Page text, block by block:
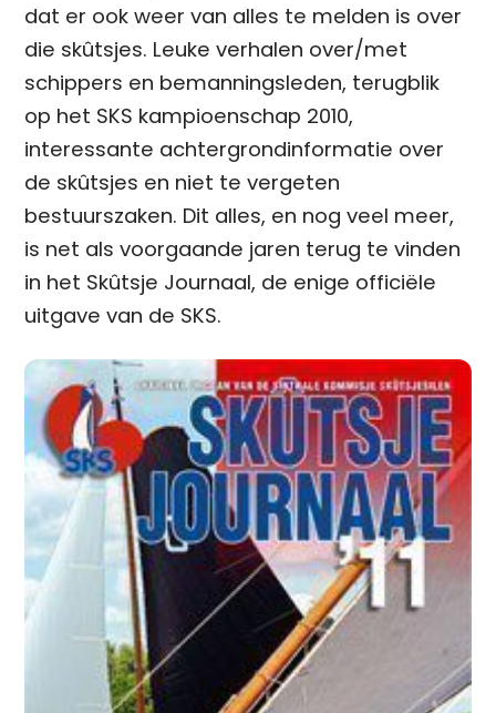
dat er ook weer van alles te melden is over
die skûtsjes. Leuke verhalen over/met
schippers en bemanningsleden, terugblik
op het SKS kampioenschap 2010,
interessante achtergrondinformatie over
de skûtsjes en niet te vergeten
bestuurszaken. Dit alles, en nog veel meer,
is net als voorgaande jaren terug te vinden
in het Skûtsje Journaal, de enige officiële
uitgave van de SKS.